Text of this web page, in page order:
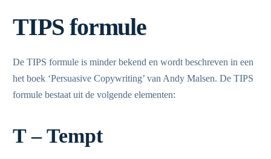
TIPS formule
De TIPS formule is minder bekend en wordt beschreven in een
het boek ‘Persuasive Copywriting’ van Andy Malsen. De TIPS
formule bestaat uit de volgende elementen:
T – Tempt